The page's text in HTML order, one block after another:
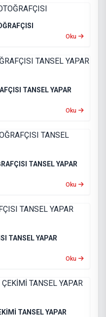
Oku
TANSEL YAPAR
Oku
TANSEL YAPAR
Oku
TANSEL YAPAR
Oku
TANSEL YAPAR